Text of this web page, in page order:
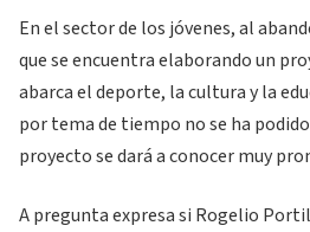
En el sector de los jóvenes, al
que se encuentra elaborando un
abarca el deporte, la cultura y la
por tema de tiempo no se ha
proyecto se dará a conocer muy
A pregunta expresa si Rogelio